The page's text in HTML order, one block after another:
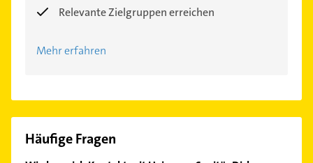
Relevante Zielgruppen erreichen
Mehr erfahren
Häufige Fragen